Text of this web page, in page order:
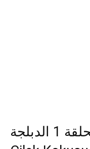
رائحة الفراولة الحلقة 1 الدبلجة |